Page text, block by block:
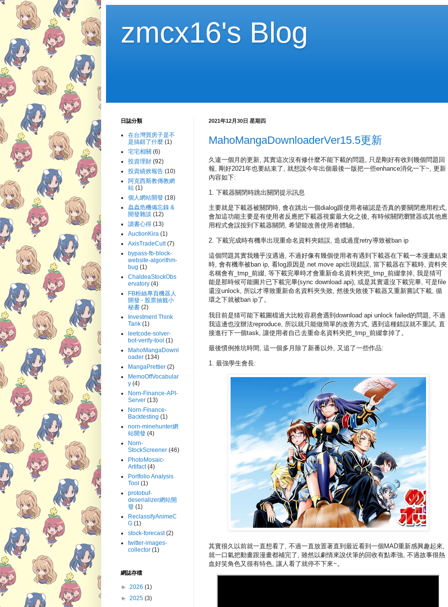
zmcx16's Blog
2021年12月30日 星期四
MahoMangaDownloaderVer15.5更新
久違一個月的更新, 其實這次沒有修什麼不能下載的問題, 只是剛好有收到幾個問題回
報, 剛好2021年也要結束了, 就想說今年出個最後一版把一些enhance消化一下~, 更新
內容如下:
1. 下載器關閉時跳出關閉提示訊息
主要就是下載器被關閉時, 會在跳出一個dialog跟使用者確認是否真的要關閉應用程式,
會加這功能主要是有使用者反應把下載器視窗最大化之後, 有時候關閉瀏覽器或其他應
用程式會誤按到下載器關閉, 希望能改善使用者體驗。
2. 下載完成時有機率出現重命名資料夾錯誤, 造成過度retry導致被ban ip
這個問題其實我幾乎沒遇過, 不過好像有幾個使用者有遇到下載器在下載一本漫畫結束
時, 會有機率被ban ip, 看log原因是.net move api出現錯誤, 當下載器在下載時, 資料夾
名稱會有_tmp_前綴, 等下載完畢時才會重新命名資料夾把_tmp_前綴拿掉, 我是猜可
能是那時候可能圖片已下載完畢(sync download api), 或是其實還沒下載完畢, 可是file
還沒unlock, 所以才導致重新命名資料夾失敗, 然後失敗後下載器又重新嘗試下載, 循
環之下就被ban ip了。
我目前是猜可能下載圖檔過大比較容易會遇到download api unlock failed的問題, 不過
我這邊也沒辦法reproduce, 所以就只能做簡單的改善方式, 遇到這種錯誤就不重試, 直
接進行下一個task, 讓使用者自己去重命名資料夾把_tmp_前綴拿掉了。
最後慣例推坑時間, 這一個多月除了新番以外, 又追了一些作品:
1. 最強學生會長:
其實很久以前就一直想看了, 不過一直放置著直到最近看到一個MAD重新感興趣起來,
就一口氣把動畫跟漫畫都補完了, 雖然以劇情來說伏筆的回收有點牽強, 不過故事很熱
血好笑角色又很有特色, 讓人看了就停不下來~。
日誌分類
在台灣買房子是不
是搞錯了什麼 (1)
宅宅相關 (6)
投資理財 (92)
投資績效報告 (10)
阿克西斯教傳教網
站 (1)
個人網站開發 (18)
蟲蟲危機備忘錄 &
開發雜談 (12)
讀書心得 (13)
AuctionKira (1)
AxisTradeCult (7)
bypass-fb-block-
website-algorithm-
bug (1)
ChaldeaStockObs
ervatory (4)
FB粉絲專頁機器人
開發 - 股票抽籤小
秘書 (2)
Investment Think
Tank (1)
leetcode-solver-
bot-verify-tool (1)
MahoMangaDownl
oader (134)
MangaPrettier (2)
MemoOffVocabular
y (4)
Norn-Finance-API-
Server (13)
Norn-Finance-
Backtesting (1)
norn-minehunter網
站開發 (4)
Norn-
StockScreener (46)
PhotoMosaic-
Artifact (4)
Portfolio Analysis
Tool (1)
protobuf-
deserializer網站開
發 (1)
ReclassifyAnimeC
G (1)
stock-forecast (2)
twitter-images-
collector (1)
網誌存檔
► 2026 (1)
► 2025 (3)